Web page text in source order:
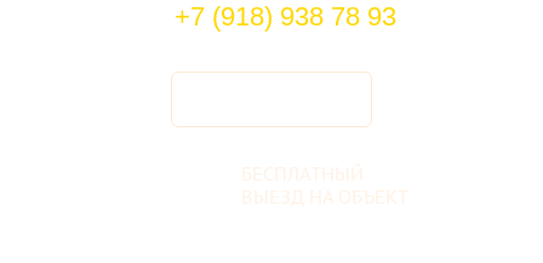
+7 (918) 938 78 93
БЕСПЛАТНЫЙ
ВЫЕЗД НА ОБЪЕКТ